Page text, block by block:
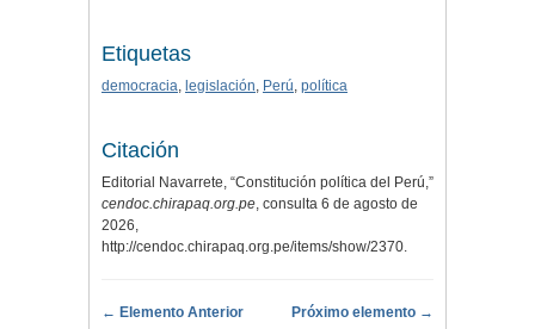
Etiquetas
democracia, legislación, Perú, política
Citación
Editorial Navarrete, “Constitución política del Perú,”
cendoc.chirapaq.org.pe, consulta 6 de agosto de
2026,
http://cendoc.chirapaq.org.pe/items/show/2370.
← Elemento Anterior Próximo elemento →